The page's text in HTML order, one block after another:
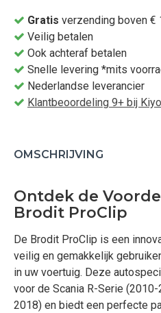
Gratis verzending boven €
Veilig betalen
Ook achteraf betalen
Snelle levering *mits
Nederlandse leverancier
Klantbeoordeling 9+ bij
OMSCHRIJVING
Ontdek de
Brodit ProClip
De Brodit ProClip is een
veilig en gemakkelijk
in uw voertuig. Deze
voor de Scania R-Serie
2018) en biedt een perfecte